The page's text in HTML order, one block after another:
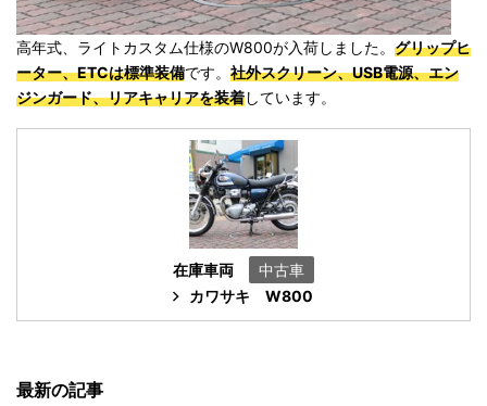
高年式、ライトカスタム仕様のW800が入荷しました。 グリップヒ
ーター、ETCは標準装備です。 社外スクリーン、USB電源、エン
ジンガード、リアキャリアを装着しています。
在庫車両
中古車
カワサキ W800
最新の記事